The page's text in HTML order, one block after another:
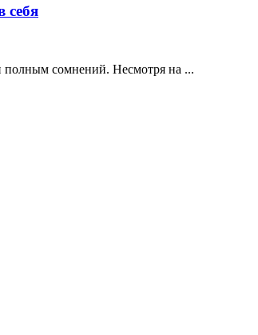
себя
полным сомнений. Несмотря на ...